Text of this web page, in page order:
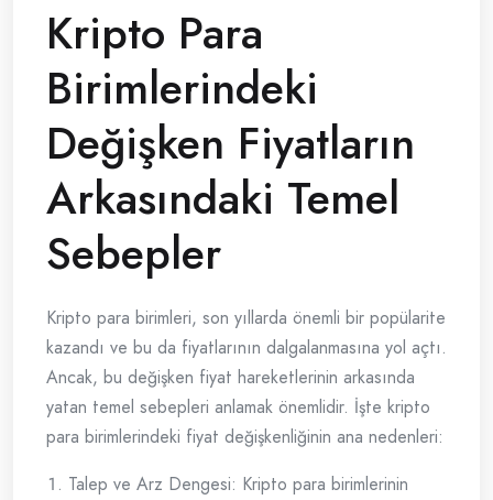
Kripto Para
Birimlerindeki
Değişken Fiyatların
Arkasındaki Temel
Sebepler
Kripto para birimleri, son yıllarda önemli bir popülarite
kazandı ve bu da fiyatlarının dalgalanmasına yol açtı.
Ancak, bu değişken fiyat hareketlerinin arkasında
yatan temel sebepleri anlamak önemlidir. İşte kripto
para birimlerindeki fiyat değişkenliğinin ana nedenleri:
Talep ve Arz Dengesi: Kripto para birimlerinin